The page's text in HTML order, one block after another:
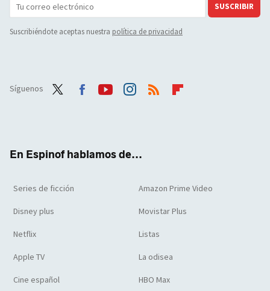
SUSCRIBIR
Suscribiéndote aceptas nuestra política de privacidad
Síguenos
En Espinof hablamos de...
Series de ficción Amazon Prime Video
Disney plus Movistar Plus
Netflix Listas
Apple TV La odisea
Cine español HBO Max